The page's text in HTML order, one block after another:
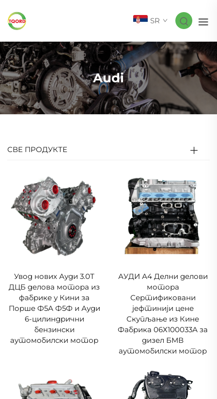
SR
Audi
СВЕ ПРОДУКТЕ
Увод нових Ауди 3.0Т
ДЦБ делова мотора из
фабрике у Кини за
Порше Ф5А Ф5Ф и Ауди
6-цилиндрични
бензински
аутомобилски мотор
АУДИ А4 Делни делови
мотора
Сертификовани
јефтинији цене
Скупљање из Кине
Фабрика 06Х100033А за
дизел БМВ
аутомобилски мотор